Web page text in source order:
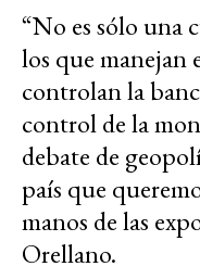
“No es sólo una
los que manejan
controlan la
control de la
debate de
país que
manos de las
Orellano.